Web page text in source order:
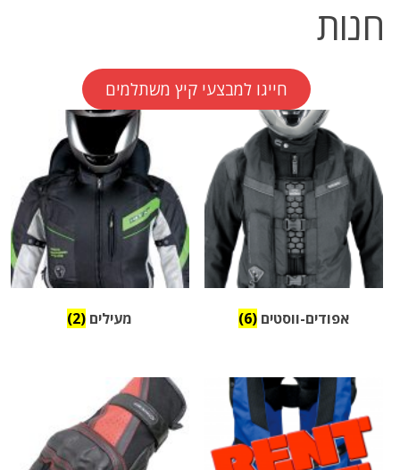
חנות
חייגו למבצעי קיץ משתלמים
אפודים-ווסטים(6) מעילים (2)